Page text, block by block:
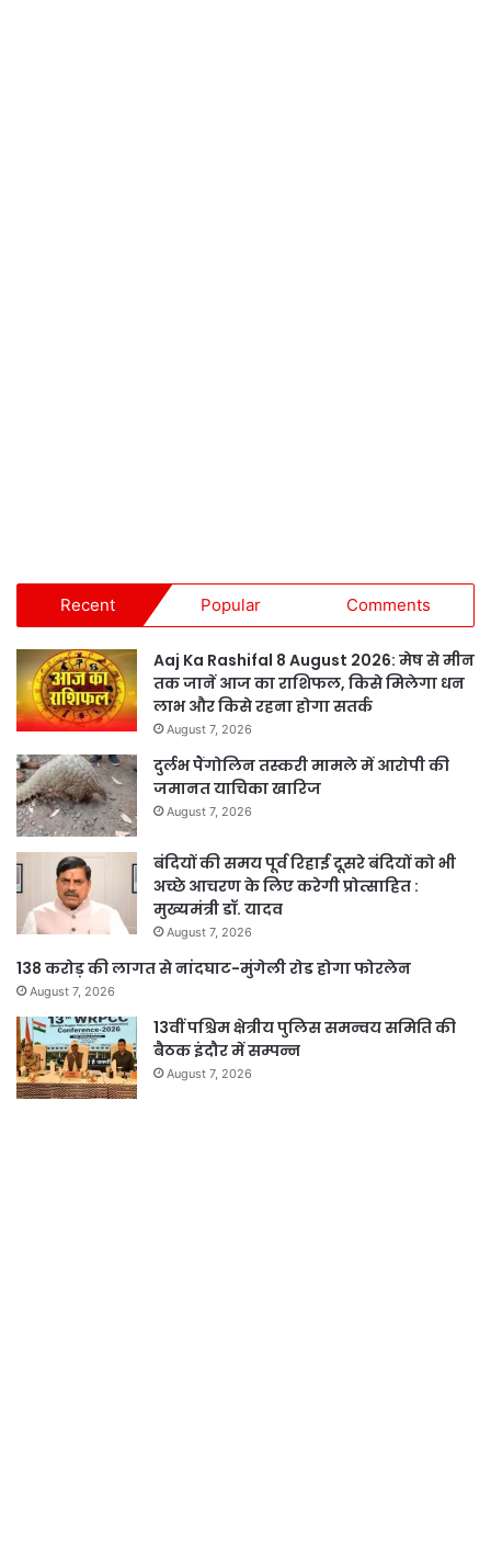
Recent Popular Comments
Aaj Ka Rashifal 8 August 2026: मेष से मीन
तक जानें आज का राशिफल, किसे मिलेगा धन
लाभ और किसे रहना होगा सतर्क
August 7, 2026
दुर्लभ पैंगोलिन तस्करी मामले में आरोपी की
जमानत याचिका खारिज
August 7, 2026
बंदियों की समय पूर्व रिहाई दूसरे बंदियों को भी
अच्छे आचरण के लिए करेगी प्रोत्साहित :
मुख्यमंत्री डॉ. यादव
August 7, 2026
138 करोड़ की लागत से नांदघाट-मुंगेली रोड होगा फोरलेन
August 7, 2026
13वीं पश्चिम क्षेत्रीय पुलिस समन्वय समिति की
बैठक इंदौर में सम्पन्न
August 7, 2026